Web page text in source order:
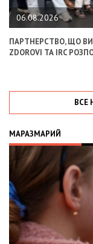
06.08.2026
ПАРТНЕРСТВО, ЩО
ZDOROVI ТА IRC
ВСЕ
МАРАЗМАРИЙ